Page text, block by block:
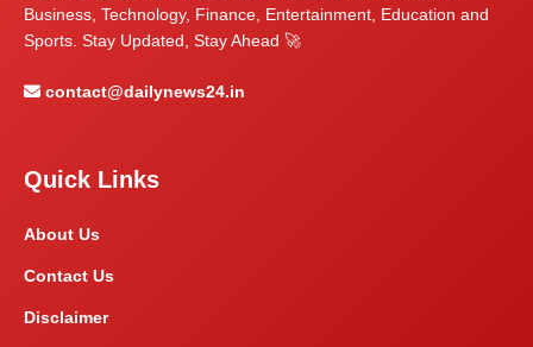
Business, Technology, Finance, Entertainment, Education and
Sports. Stay Updated, Stay Ahead 🚀
contact@dailynews24.in
Quick Links
About Us
Contact Us
Disclaimer